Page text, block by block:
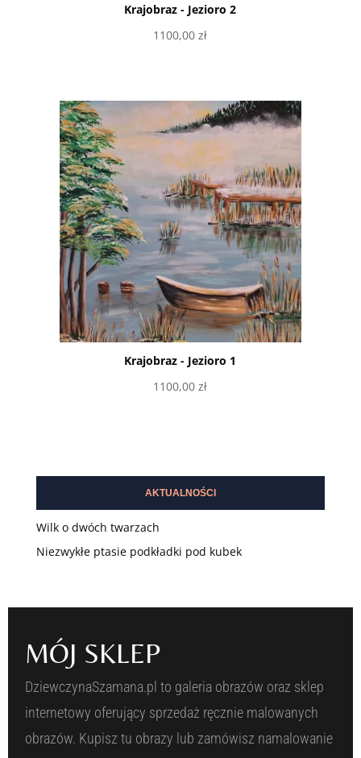
Krajobraz - Jezioro 2
1100,00zł
Krajobraz - Jezioro 1
1100,00zł
AKTUALNOŚCI
Wilk o dwóch twarzach
Niezwykłe ptasie podkładki pod kubek
MÓJ SKLEP
DziewczynaSzamana.pl to galeria obrazów oraz sklep
internetowy oferujący sprzedaż ręcznie malowanych
obrazów. Kupisz tu obrazy lub zamówisz namalowanie